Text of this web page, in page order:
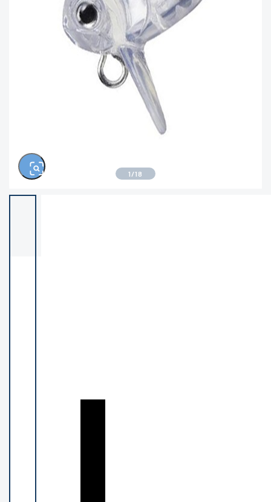
※ルアー、エギ、雑品、その他につきましては
ランク表記はございません。 状態は写真にてご
確認ください。
1 /18